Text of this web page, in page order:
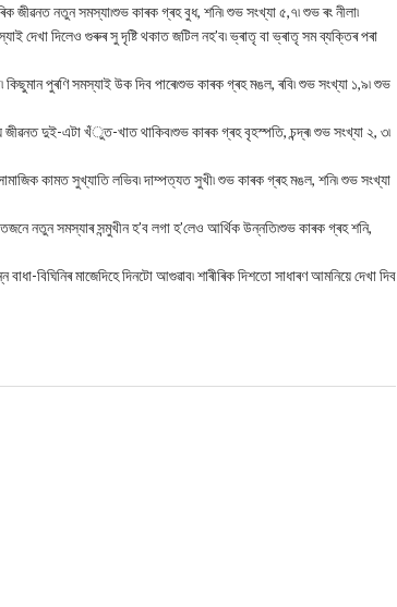
জীৱনত নতুন সমস্যা৷শুভ কাৰক গ্ৰহ বুধ, শনি৷ শুভ সংখ্যা ৫,৭৷ শুভ ৰং নীলা৷
দেখা দিলেও গুৰুৰ সু দৃষ্টি থকাত জটিল নহ’ব৷ ভ্ৰাতৃ বা ভ্ৰাতৃ সম ব্যক্তিৰ পৰা
কিছুমান পুৰণি সমস্যাই উক দিব পাৰে৷শুভ কাৰক গ্ৰহ মঙল, ৰবি৷ শুভ সংখ্যা ১,৯৷ শুভ
জীৱনত দুই-এটা খঁুত-খাত থাকিব৷শুভ কাৰক গ্ৰহ বৃহস্পতি, চন্দ্ৰ৷ শুভ সংখ্যা ২, ৩৷
কামত সুখ্যাতি লভিব৷ দাম্পত্যত সুখী৷ শুভ কাৰক গ্ৰহ মঙল, শনি৷ শুভ সংখ্যা
নতুন সমস্যাৰ সন্মুখীন হ’ব লগা হ’লেও আৰ্থিক উন্নতি৷শুভ কাৰক গ্ৰহ শনি,
বিঘিনিৰ মাজেদিহে দিনটো আগুৱাব৷ শাৰীৰিক দিশতো সাধাৰণ আমনিয়ে দেখা দিব